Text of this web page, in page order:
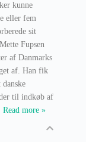
kunne
eller fem
sit
Fupsen
af Danmarks
af. Han fik
danske
til indkøb af
Read more »